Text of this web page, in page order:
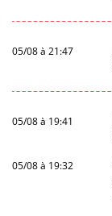
05/08 à 21:47
05/08 à 19:41
05/08 à 19:32